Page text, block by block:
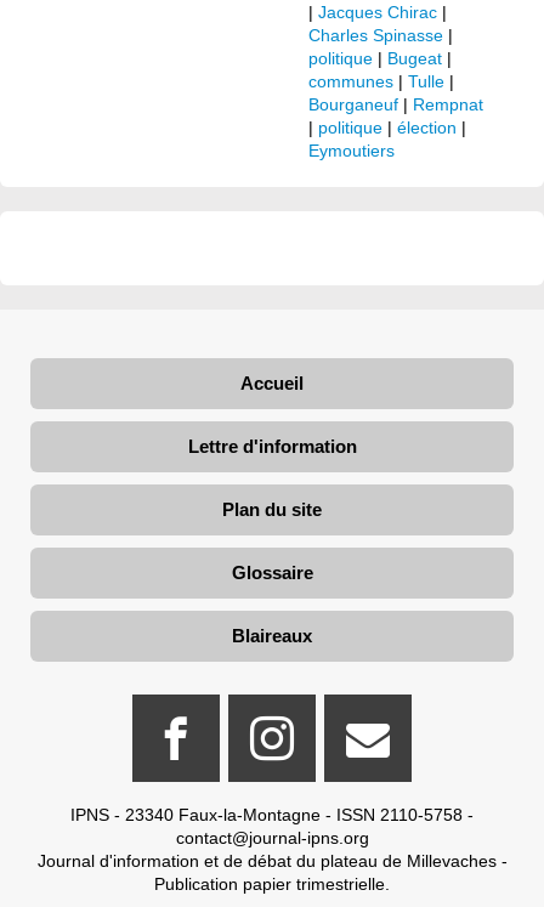
| Jacques Chirac |
Charles Spinasse |
politique | Bugeat |
communes | Tulle |
Bourganeuf | Rempnat
| politique | élection |
Eymoutiers
Accueil
Lettre d'information
Plan du site
Glossaire
Blaireaux
IPNS - 23340 Faux-la-Montagne - ISSN 2110-5758 -
contact@journal-ipns.org
Journal d'information et de débat du plateau de Millevaches -
Publication papier trimestrielle.